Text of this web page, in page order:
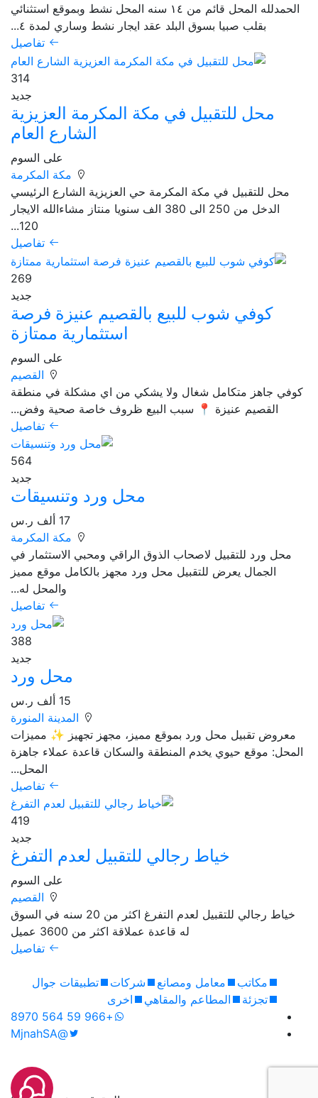
الحمدلله المحل قائم من ١٤ سنه المحل نشط وبموقع استثنائي
بقلب صبيا بسوق البلد عقد ايجار نشط وساري لمدة ٤...
تفاصيل
جديد
محل للتقبيل في مكة المكرمة العزيزية
الشارع العام
على السوم
مكة المكرمة
محل للتقبيل في مكة المكرمة حي العزيزية الشارع الرئيسي
الدخل من 250 الى 380 الف سنويا منتاز مشاءالله الايجار
120...
تفاصيل
جديد
كوفي شوب للبيع بالقصيم عنيزة فرصة
استثمارية ممتازة
على السوم
القصيم
كوفي جاهز متكامل شغال ولا يشكي من اي مشكلة في منطقة
القصيم عنيزة 📍 سبب البيع ظروف خاصة صحية وفض...
تفاصيل
جديد
محل ورد وتنسيقات
17 ألف ر.س
مكة المكرمة
محل ورد للتقبيل لاصحاب الذوق الراقي ومحبي الاستثمار في
الجمال يعرض للتقبيل محل ورد مجهز بالكامل موقع مميز
والمحل له...
تفاصيل
جديد
محل ورد
15 ألف ر.س
المدينة المنورة
معروض تقبيل محل ورد بموقع مميز، مجهز تجهيز ✨ مميزات
المحل: موقع حيوي يخدم المنطقة والسكان قاعدة عملاء جاهزة
المحل...
تفاصيل
جديد
خياط رجالي للتقبيل لعدم التفرغ
على السوم
القصيم
خياط رجالي للتقبيل لعدم التفرغ اكثر من 20 سنه في السوق
له قاعدة عملاقة اكثر من 3600 عميل
تفاصيل
مكاتب معامل ومصانع شركات
تطبيقات جوال
تجزئة
المطاعم والمقاهي
اخرى
+966 59 564 8970
@MjnahSA